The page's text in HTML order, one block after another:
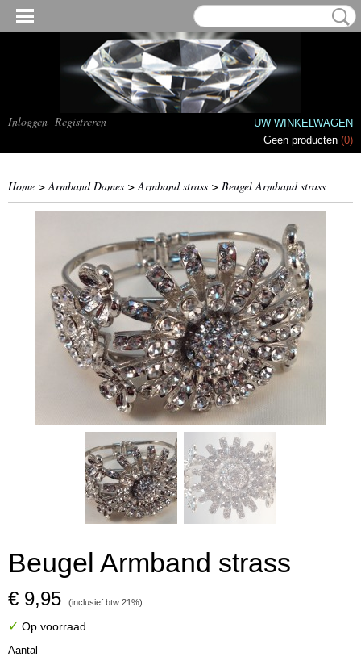
Inloggen Registreren
UW WINKELWAGEN
Geen producten (0)
Home >Armband Dames >Armband strass > Beugel Armband strass
Beugel Armband strass
€ 9,95 (inclusief btw 21%)
✓ Op voorraad
Aantal